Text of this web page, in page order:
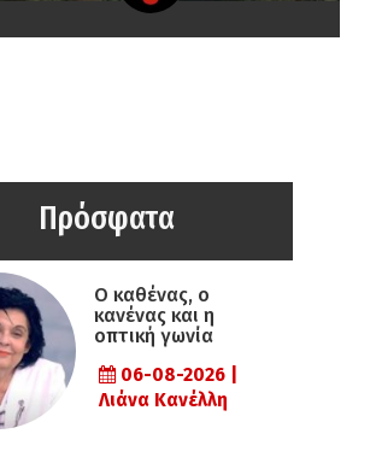
Πρόσφατα
Ο καθένας, ο
κανένας και η
οπτική γωνία
06-08-2026 |
Λιάνα Κανέλλη